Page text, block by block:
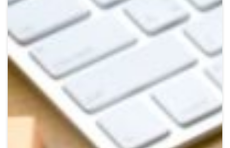
BROKERI
Digital payments
Sustainability